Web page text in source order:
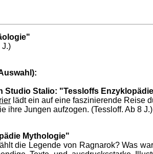
J.)
Studio Stalio: "Tessloffs
lädt ein auf eine faszinierende Reise
ihre Jungen aufzogen. (Tessloff. Ab 8 J.)
Mythologie"
die Legende von Ragnarok? Was